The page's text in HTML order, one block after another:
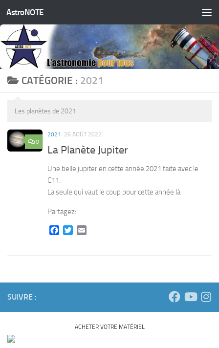
Skip to content
AstroNOTE
CATÉGORIE : 2021
Les planètes de 2021
0
2021 26 AOÛT 2022
La Planète Jupiter
Une belle jupiter en cette année 2021 faite avec le
C11.
La seule qui vaut le coup pour cette année là
Partagez:
FacebookTwitter
SUIVRE :
ACHETER VOTRE MATÉRIEL